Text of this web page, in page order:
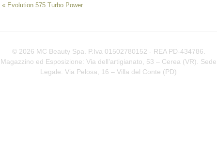
« Evolution 575 Turbo Power
© 2026 MC Beauty Spa. P.Iva 01502780152 - REA PD-434786.
Magazzino ed Esposizione: Via dell’artigianato, 53 – Cerea (VR). Sede
Legale: Via Pelosa, 16 – Villa del Conte (PD)